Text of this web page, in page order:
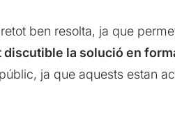
ben resolta, ja que
la solució en
ja que aquests estan